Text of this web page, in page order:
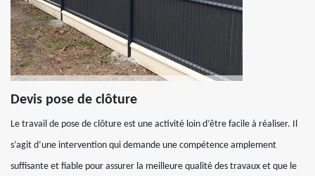
Devis pose de clôture
Le travail de pose de clôture est une activité loin d’être facile à réaliser. Il
s’agit d’une intervention qui demande une compétence amplement
suffisante et fiable pour assurer la meilleure qualité des travaux et que le